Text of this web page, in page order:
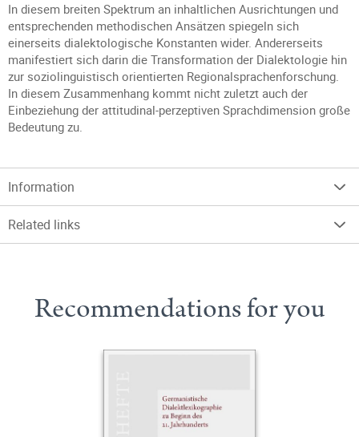
In diesem breiten Spektrum an inhaltlichen Ausrichtungen und
entsprechenden methodischen Ansätzen spiegeln sich
einerseits dialektologische Konstanten wider. Andererseits
manifestiert sich darin die Transformation der Dialektologie hin
zur soziolinguistisch orientierten Regionalsprachenforschung.
In diesem Zusammenhang kommt nicht zuletzt auch der
Einbeziehung der attitudinal-perzeptiven Sprachdimension große
Bedeutung zu.
Information
Related links
Recommendations for you